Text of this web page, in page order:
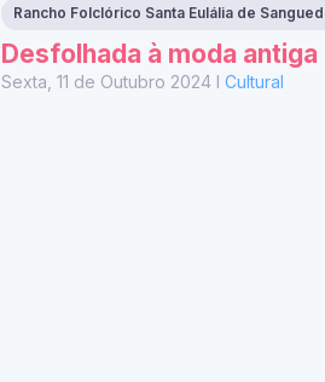
Rancho Folclórico Santa Eulália de
Desfolhada à moda antiga
Sexta, 11 de Outubro 2024 I Cultural